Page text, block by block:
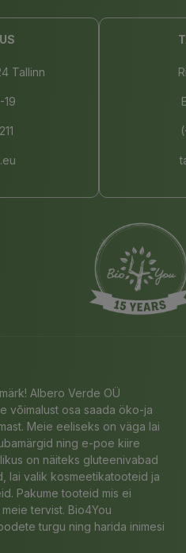
Tallinn
19
Albero Verde OÜ
võimalust osa saada öko-ja
Meie eeliseks on väga lai
ning e-poe kiire
on näiteks gluteenivabad
lai valik kosmeetikatooteid ja
Pakume tooteid mis ei
tervist. Bio4You
turgu ning harida inimesi